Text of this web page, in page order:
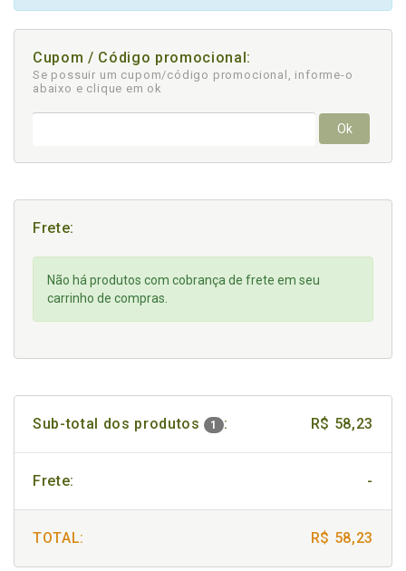
Cupom / Código promocional:
Se possuir um cupom/código promocional, informe-o
abaixo e clique em ok
Ok
Frete:
Não há produtos com cobrança de frete em seu
carrinho de compras.
Sub-total dos produtos 1 : R$ 58,23
Frete: -
TOTAL: R$ 58,23